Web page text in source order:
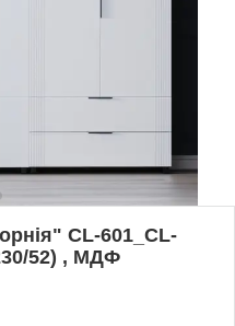
CL-601_CL-
52) , МДФ